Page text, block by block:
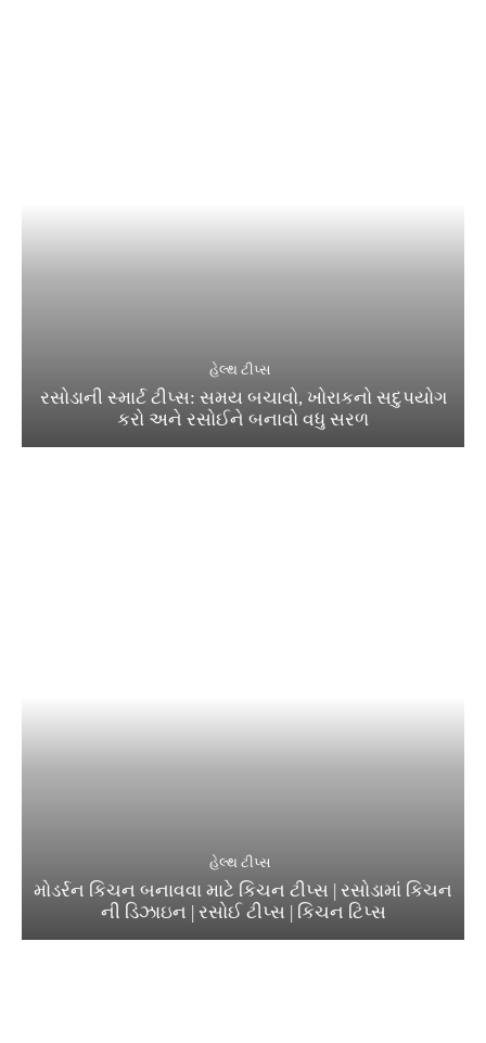
હેલ્થ ટીપ્સ
રસોડાની સ્માર્ટ ટીપ્સ: સમય બચાવો, ખોરાકનો સદુપયોગ
કરો અને રસોઈને બનાવો વધુ સરળ
હેલ્થ ટીપ્સ
મોડર્રન કિચન બનાવવા માટે કિચન ટીપ્સ | રસોડામાં કિચન
ની ડિઝાઇન | રસોઈ ટીપ્સ | કિચન ટિપ્સ